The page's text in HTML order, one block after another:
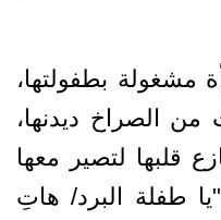
مشغولة بطفولتها،
من الصراخ ديدنها،
قلبها لتصير معها
"يا طفلة البرد/ هاتِ